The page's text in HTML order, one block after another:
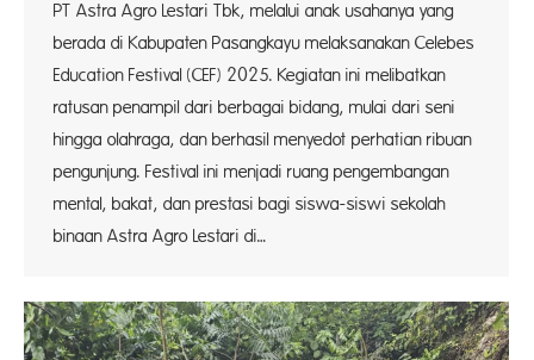
PT Astra Agro Lestari Tbk, melalui anak usahanya yang
berada di Kabupaten Pasangkayu melaksanakan Celebes
Education Festival (CEF) 2025. Kegiatan ini melibatkan
ratusan penampil dari berbagai bidang, mulai dari seni
hingga olahraga, dan berhasil menyedot perhatian ribuan
pengunjung. Festival ini menjadi ruang pengembangan
mental, bakat, dan prestasi bagi siswa-siswi sekolah
binaan Astra Agro Lestari di…